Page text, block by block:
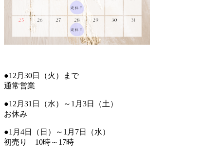
●12月30日（火）まで
通常営業
●12月31日（水）～1月3日（土）
お休み
●1月4日（日）～1月7日（水）
初売り 10時～17時